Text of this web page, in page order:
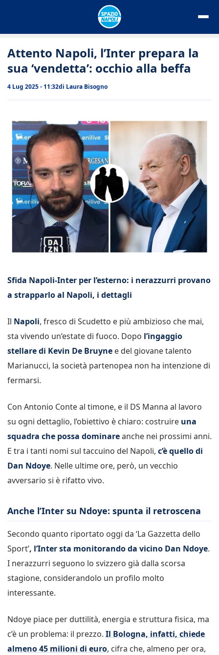
Attento Napoli, l’Inter prepara la
sua ‘vendetta’: occhio alla beffa
4 Lug 2025 - 11:32di Laura Bisogno
Sfida Napoli-Inter per l’esterno: i nerazzurri provano
a strapparlo al Napoli, i dettagli
Il Napoli, fresco di Scudetto e più ambizioso che mai,
sta vivendo un’estate di fuoco. Dopo l’ingaggio
stellare di Kevin De Bruyne e del giovane talento
Marianucci, la società partenopea non ha intenzione di
fermarsi.
Con Antonio Conte al timone, e il DS Manna al lavoro
su ogni dettaglio, l’obiettivo è chiaro: costruire una
squadra che possa dominareanche nei prossimi anni.
E tra i tanti nomi sul taccuino del Napoli, c’è quello di
Dan Ndoye. Nelle ultime ore, però, un vecchio
avversario si è rifatto vivo.
Anche l’Inter su Ndoye: spunta il retroscena
Secondo quanto riportato oggi da ‘La Gazzetta dello
Sport’, l’Inter sta monitorando da vicino Dan Ndoye.
I nerazzurri seguono lo svizzero già dalla scorsa
stagione, considerandolo un profilo molto
interessante.
Ndoye piace per duttilità, energia e struttura fisica, ma
c’è un problema: il prezzo. Il Bologna, infatti, chiede
almeno 45 milioni di euro, cifra che, almeno per ora,